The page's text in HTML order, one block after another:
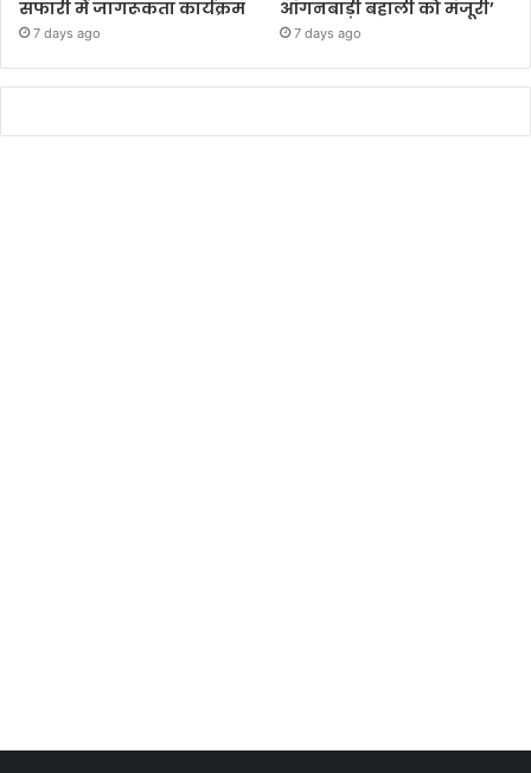
सफारी में जागरूकता कार्यक्रम
7 days ago
आंगनबाड़ी बहाली को मंजूरी’
7 days ago